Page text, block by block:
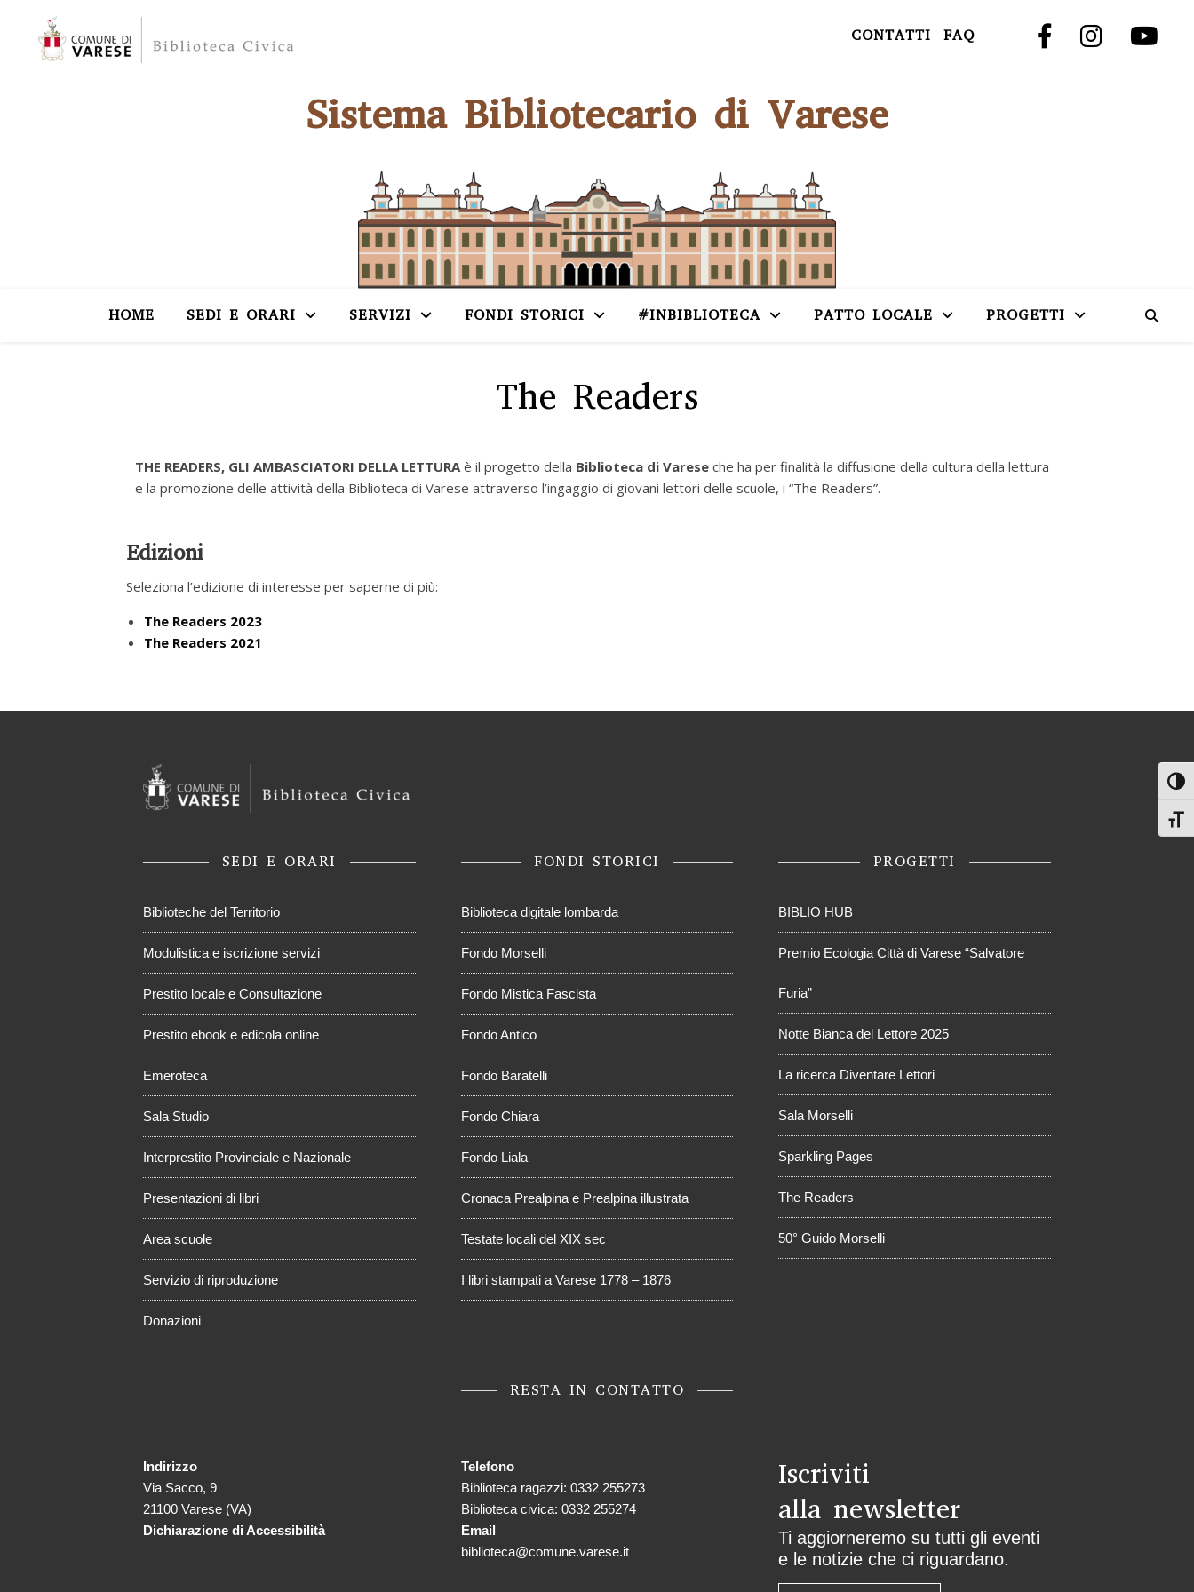
CONTATTI FAQ
Sistema Bibliotecario di Varese
HOME SEDI E ORARI SERVIZI FONDI STORICI #INBIBLIOTECA PATTO LOCALE PROGETTI
The Readers
THE READERS, GLI AMBASCIATORI DELLA LETTURAè il progetto della Biblioteca di Varese che ha per finalità la diffusione della cultura della lettura
e la promozione delle attività della Biblioteca di Varese attraverso l’ingaggio di giovani lettori delle scuole, i “The Readers”.
Edizioni
Seleziona l’edizione di interesse per saperne di più:
The Readers 2023
The Readers 2021
SEDI E ORARI
Biblioteche del Territorio
Modulistica e iscrizione servizi
Prestito locale e Consultazione
Prestito ebook e edicola online
Emeroteca
Sala Studio
Interprestito Provinciale e Nazionale
Presentazioni di libri
Area scuole
Servizio di riproduzione
Donazioni
FONDI STORICI
Biblioteca digitale lombarda
Fondo Morselli
Fondo Mistica Fascista
Fondo Antico
Fondo Baratelli
Fondo Chiara
Fondo Liala
Cronaca Prealpina e Prealpina illustrata
Testate locali del XIX sec
I libri stampati a Varese 1778 – 1876
PROGETTI
BIBLIO HUB
Premio Ecologia Città di Varese “Salvatore
Furia”
Notte Bianca del Lettore 2025
La ricerca Diventare Lettori
Sala Morselli
Sparkling Pages
The Readers
50° Guido Morselli
RESTA IN CONTATTO
Indirizzo
Via Sacco, 9
21100 Varese (VA)
Dichiarazione di Accessibilità
Telefono
Biblioteca ragazzi: 0332 255273
Biblioteca civica: 0332 255274
Email
biblioteca@comune.varese.it
Iscriviti
alla newsletter
Ti aggiorneremo su tutti gli eventi
e le notizie che ci riguardano.